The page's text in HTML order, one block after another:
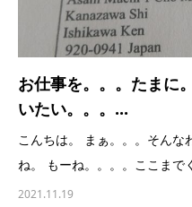
お仕事を。。。たまに
いたい。。。...
こんちは。 まぁ。。。そんな
ね。 もーね。。。。ここまで
2021.11.19